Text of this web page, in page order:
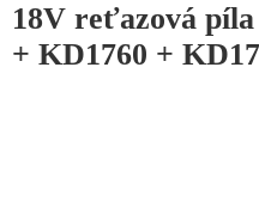
18V reťazová
+ KD1760 +